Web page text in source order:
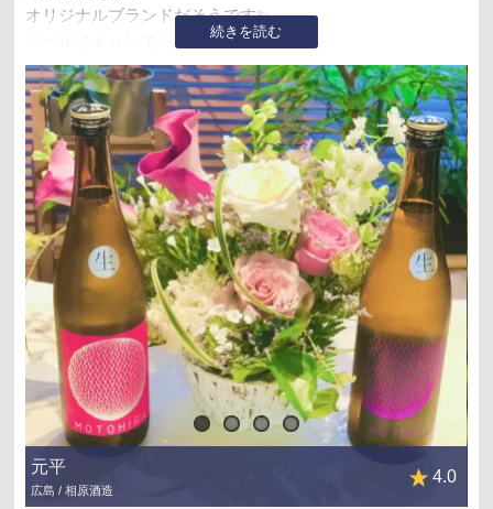
続きを読む
オリジナルブランドだそうです✨
買うです買うです‼️
開栓
イチゴのような甘い香り🥰
含むとわたしにはガツンと重い
ですが穏やかな酸味へと変わって
少し長く残り
もう一杯飲みたくなる🥂 𓈒𓂂𓏸
綺麗な印象のお酒✨✨
このキュンなラベルは
赤磐雄町米を栽培する農家さんと
お酒を醸す酒蔵さんと
望月商店さんとのコラボレーションを
「稲穂」と「月」で表現
したそうです✨
ステキやん❣️
元平
広島 / 相原酒造
4.0